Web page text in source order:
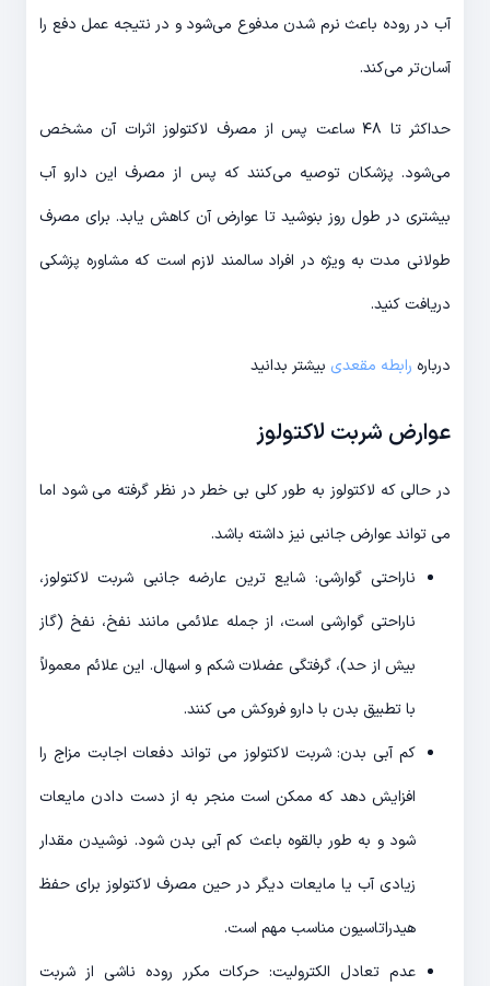
آب در روده باعث نرم شدن مدفوع می‌شود و در نتیجه عمل دفع را
آسان‌تر می‌کند.
حداکثر تا ۴۸ ساعت پس از مصرف لاکتولوز اثرات آن مشخص
می‌شود. پزشکان توصیه می‌کنند که پس از مصرف این دارو آب
بیشتری در طول روز بنوشید تا عوارض آن کاهش یابد. برای مصرف
طولانی مدت به ویژه در افراد سالمند لازم است که مشاوره پزشکی
دریافت کنید.
درباره رابطه مقعدی بیشتر بدانید
عوارض شربت لاکتولوز
در حالی که لاکتولوز به طور کلی بی خطر در نظر گرفته می شود اما
می تواند عوارض جانبی نیز داشته باشد.
ناراحتی گوارشی: شایع ترین عارضه جانبی شربت لاکتولوز،
ناراحتی گوارشی است، از جمله علائمی مانند نفخ، نفخ (گاز
بیش از حد)، گرفتگی عضلات شکم و اسهال. این علائم معمولاً
با تطبیق بدن با دارو فروکش می کنند.
کم آبی بدن: شربت لاکتولوز می تواند دفعات اجابت مزاج را
افزایش دهد که ممکن است منجر به از دست دادن مایعات
شود و به طور بالقوه باعث کم آبی بدن شود. نوشیدن مقدار
زیادی آب یا مایعات دیگر در حین مصرف لاکتولوز برای حفظ
هیدراتاسیون مناسب مهم است.
عدم تعادل الکترولیت: حرکات مکرر روده ناشی از شربت